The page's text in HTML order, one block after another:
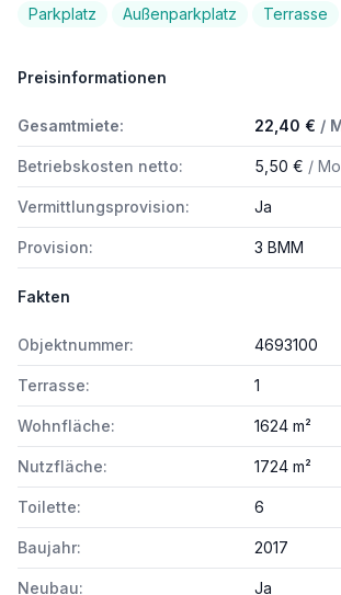
Parkplatz
Außenparkplatz Terrasse
Preisinformationen
Gesamtmiete: 22,40 € /
Betriebskosten netto: 5,50 € /
Vermittlungsprovision: Ja
Provision: 3 BMM
Fakten
Objektnummer: 4693100
Terrasse: 1
Wohnfläche: 1624 m²
Nutzfläche: 1724 m²
Toilette: 6
Baujahr: 2017
Neubau: Ja